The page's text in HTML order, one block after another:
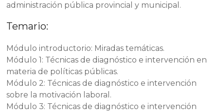
administración pública provincial y municipal.
Temario:
Módulo introductorio: Miradas temáticas.
Módulo 1: Técnicas de diagnóstico e intervención en
materia de políticas públicas.
Módulo 2: Técnicas de diagnóstico e intervención
sobre la motivación laboral.
Módulo 3: Técnicas de diagnóstico e intervención